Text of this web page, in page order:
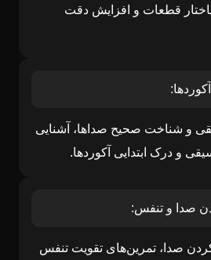
قطعات و افزایش دقت
و شناخت صحیح صداها، آشنایی
و درک ابتدایی آکوردها.
صدا، تمرین‌های تقویت تنفس